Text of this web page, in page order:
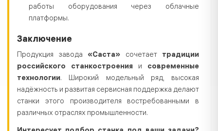
работы оборудования через облачные
платформы.
Заключение
Продукция завода «Саста» сочетает традиции
российского станкостроения и современные
технологии. Широкий модельный ряд, высокая
надёжность и развитая сервисная поддержка делают
станки этого производителя востребованными в
различных отраслях промышленности.